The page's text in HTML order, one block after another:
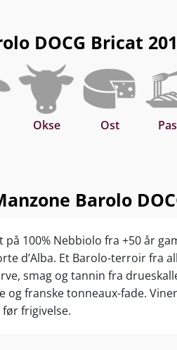
DOCG Bricat
Okse Ost
Barolo
100% Nebbiolo fra +50 år
d’Alba. Et Barolo-terroir fra
smag og tannin fra
og franske tonneaux-fade.
frigivelse.